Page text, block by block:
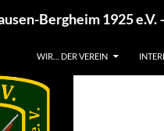
Bergheim 1925
WIR… DER VEREIN